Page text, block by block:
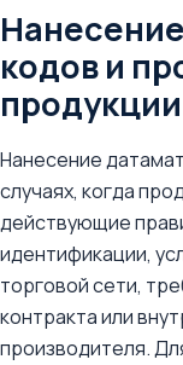
кодов и
продукции
Нанесение
случаях, когда
действующие
идентификации,
торговой сети,
контракта или
производителя.